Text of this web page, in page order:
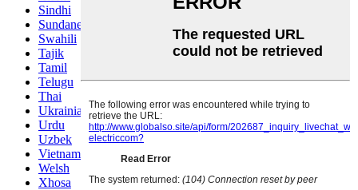
Sindhi
Sundanese
Swahili
Tajik
Tamil
Telugu
Thai
Ukrainian
Urdu
Uzbek
Vietnamese
Welsh
Xhosa